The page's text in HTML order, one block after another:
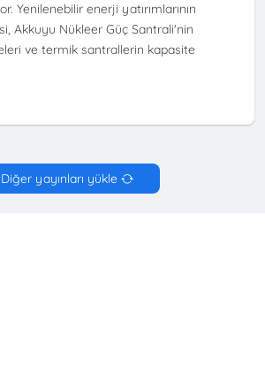
Yenilenebilir enerji yatırımlarının
Akkuyu Nükleer Güç Santrali'nin
ve termik santrallerin kapasite
Diğer yayınları yükle